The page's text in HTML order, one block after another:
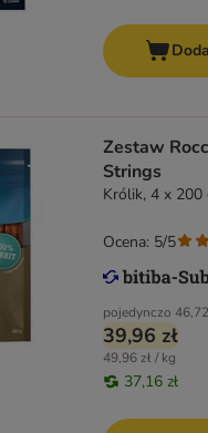
Zestaw
Strings
Królik, 4 x 200
pojedynczo
39,96 zł
49,96 zł / kg
37,16 zł
Ocena: 5/5